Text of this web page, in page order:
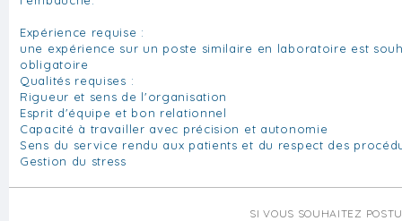
Expérience requise :
une expérience sur un poste similaire en laboratoire est
obligatoire
Qualités requises :
Rigueur et sens de l'organisation
Esprit d'équipe et bon relationnel
Capacité à travailler avec précision et autonomie
Sens du service rendu aux patients et du respect des
Gestion du stress
SI VOUS SOUHAITEZ